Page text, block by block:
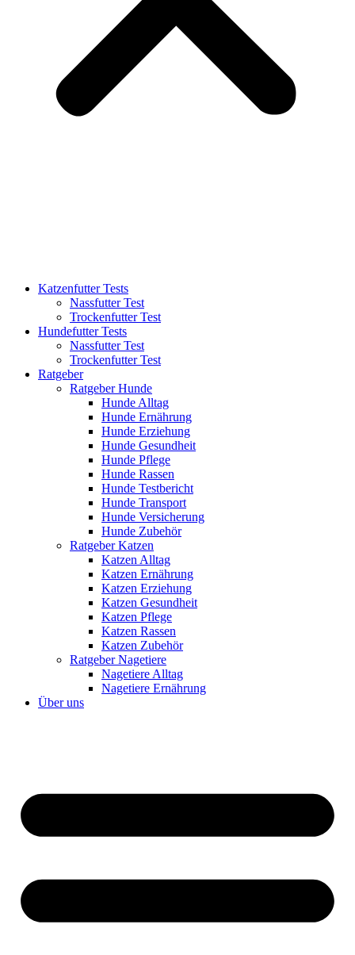
Katzenfutter Tests
Nassfutter Test
Trockenfutter Test
Hundefutter Tests
Nassfutter Test
Trockenfutter Test
Ratgeber
Ratgeber Hunde
Hunde Alltag
Hunde Ernährung
Hunde Erziehung
Hunde Gesundheit
Hunde Pflege
Hunde Rassen
Hunde Testbericht
Hunde Transport
Hunde Versicherung
Hunde Zubehör
Ratgeber Katzen
Katzen Alltag
Katzen Ernährung
Katzen Erziehung
Katzen Gesundheit
Katzen Pflege
Katzen Rassen
Katzen Zubehör
Ratgeber Nagetiere
Nagetiere Alltag
Nagetiere Ernährung
Über uns